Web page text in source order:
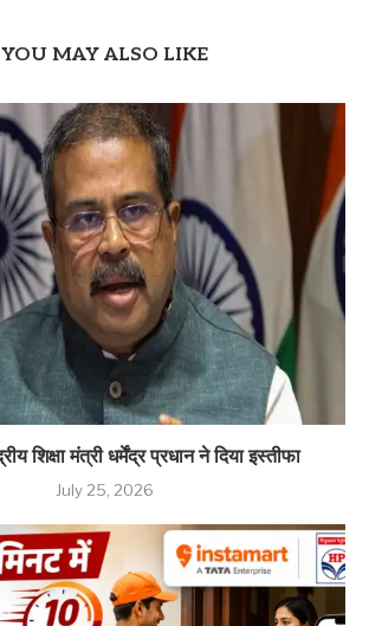
YOU MAY ALSO LIKE
शिक्षा मंत्री धर्मेंद्र प्रधान ने दिया इस्तीफा
July 25, 2026